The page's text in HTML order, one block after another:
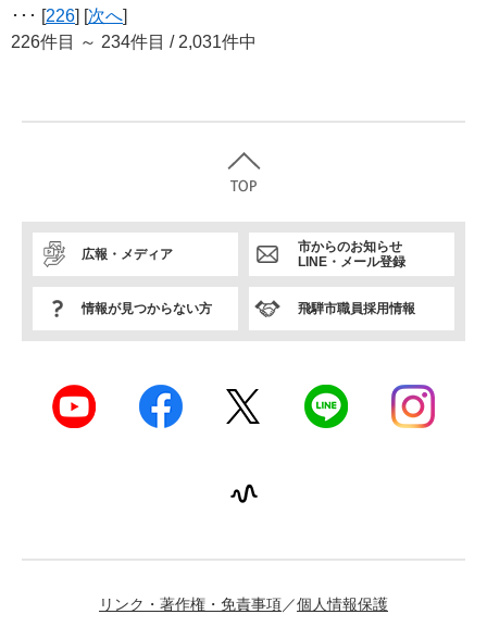
･･･ [226] [次へ]
226件目 ～ 234件目 / 2,031件中
広報・メディア
市からのお知らせ
LINE・メール登録
情報が見つからない方 飛騨市職員採用情報
リンク・著作権・免責事項 個人情報保護